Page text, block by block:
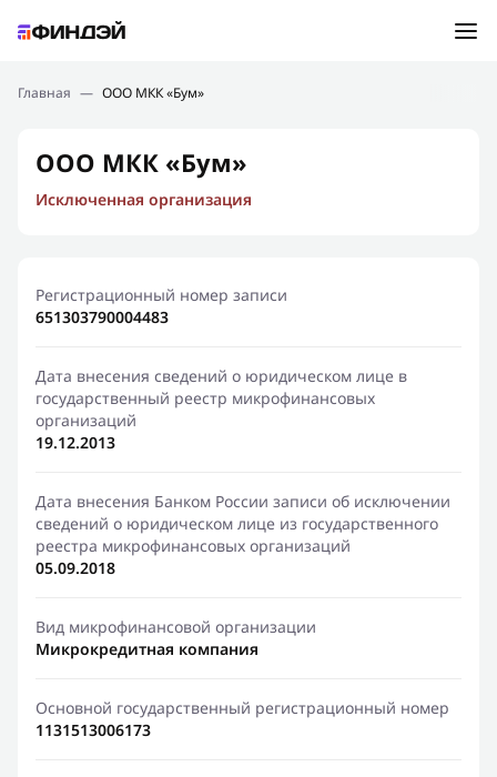
Подбор займа
Новости
Финансовое просвещение
Главная — ООО МКК «Бум»
ООО МКК «Бум»
Исключенная организация
Регистрационный номер записи
651303790004483
Дата внесения сведений о юридическом лице в
государственный реестр микрофинансовых
организаций
19.12.2013
Дата внесения Банком России записи об исключении
сведений о юридическом лице из государственного
реестра микрофинансовых организаций
05.09.2018
Вид микрофинансовой организации
Микрокредитная компания
Основной государственный регистрационный номер
1131513006173
Ошибка:Контактная форма не найдена.
Спасибо, что написали нам
Мы свяжемся с Вами в ближайшее время и сообщим
результат
Отправить новый запрос